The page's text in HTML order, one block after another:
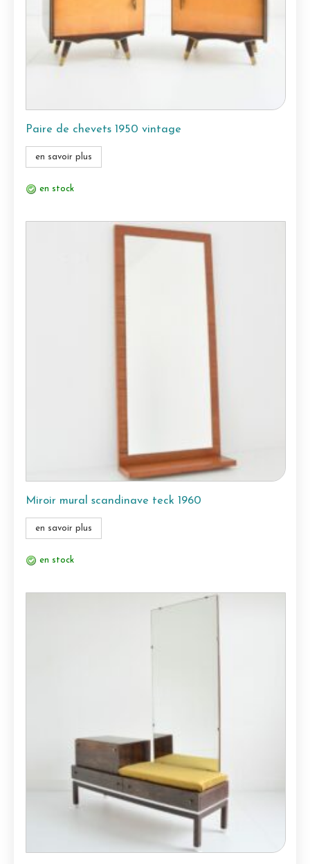
Paire de chevets 1950 vintage
en savoir plus
en stock
Miroir mural scandinave teck 1960
en savoir plus
en stock